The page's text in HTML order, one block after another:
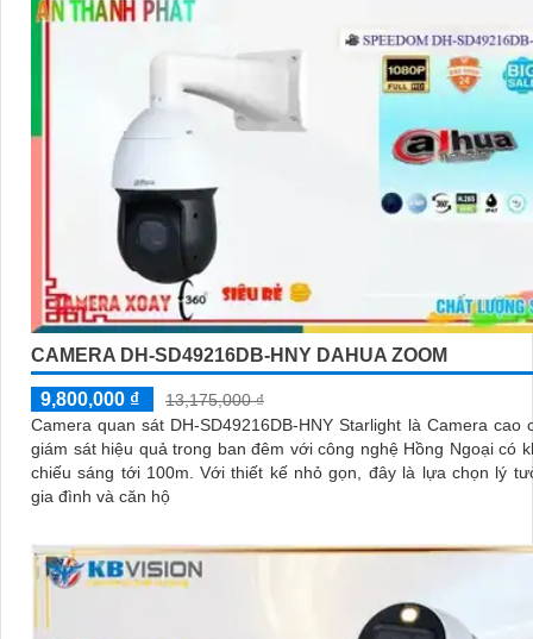
CAMERA DH-SD49216DB-HNY DAHUA ZOOM
9,800,000 ₫
13,175,000 ₫
Camera quan sát DH-SD49216DB-HNY Starlight là Camera cao
giám sát hiệu quả trong ban đêm với công nghệ Hồng Ngoại có
chiếu sáng tới 100m. Với thiết kế nhỏ gọn, đây là lựa chọn lý tưởng cho
gia đình và căn hộ